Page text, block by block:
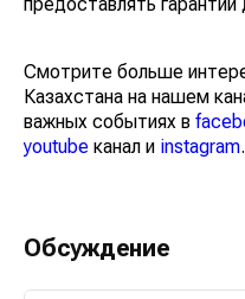
Смотрите больше
Казахстана на нашем
важных событиях в
youtube канал иinstagram
Обсуждение